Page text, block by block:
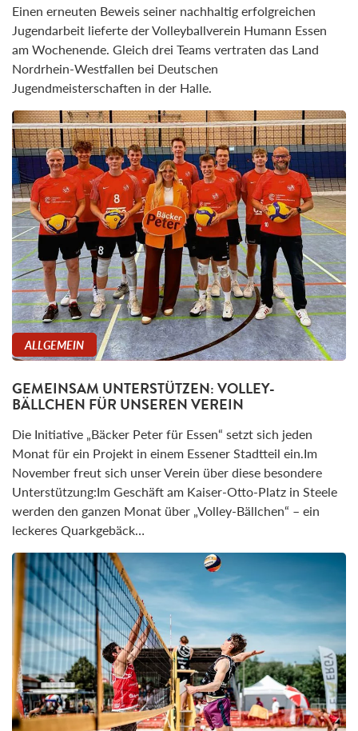
Einen erneuten Beweis seiner nachhaltig erfolgreichen
Jugendarbeit lieferte der Volleyballverein Humann Essen
am Wochenende. Gleich drei Teams vertraten das Land
Nordrhein-Westfallen bei Deutschen
Jugendmeisterschaften in der Halle.
ALLGEMEIN
GEMEINSAM UNTERSTÜTZEN: VOLLEY-
BÄLLCHEN FÜR UNSEREN VEREIN
Die Initiative „Bäcker Peter für Essen“ setzt sich jeden
Monat für ein Projekt in einem Essener Stadtteil ein.Im
November freut sich unser Verein über diese besondere
Unterstützung:Im Geschäft am Kaiser-Otto-Platz in Steele
werden den ganzen Monat über „Volley-Bällchen“ – ein
leckeres Quarkgebäck…